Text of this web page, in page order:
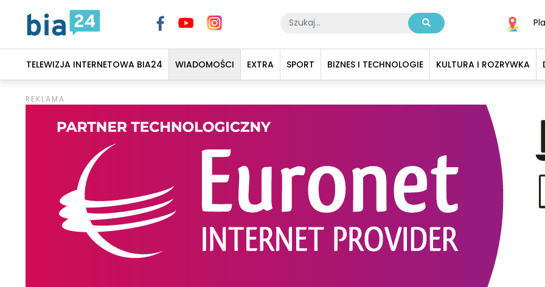
TELEWIZJA INTERNETOWA BIA24 WIADOMOŚCI EXTRA SPORT BIZNES I TECHNOLOGIE KULTURA I ROZRYWKA